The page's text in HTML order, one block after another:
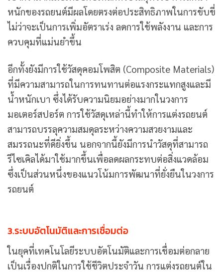
หนักของรถยนต์มีผลโดยตรงต่อประสิทธิภาพในการขับขี่
ไม่ว่าจะเป็นการเพิ่มอัตราเร่ง ลดการใช้พลังงาน และการ
ควบคุมที่แม่นยำขึ้น
อีกทั้งยังมีการใช้วัสดุคอมโพสิต (Composite Materials)
ที่มีความสามารถในการทนทานต่อแรงกระแทกสูงและมี
น้ำหนักเบา ซึ่งได้รับความนิยมอย่างมากในวงการ
มอเตอร์สปอร์ต การใช้วัสดุเหล่านี้ทำให้การแต่งรถยนต์
สามารถบรรลุความสมดุลระหว่างความสวยงามและ
สมรรถนะที่ดียิ่งขึ้น นอกจากนี้ยังมีการนำวัสดุที่สามารถ
รีไซเคิลได้มาใช้มากขึ้นเพื่อลดผลกระทบต่อสิ่งแวดล้อม
ซึ่งเป็นส่วนหนึ่งของแนวโน้มการพัฒนาที่ยั่งยืนในวงการ
รถยนต์
3.ระบบอัตโนมัติและการเชื่อมต่อ
ในยุคที่เทคโนโลยีระบบอัตโนมัติและการเชื่อมต่อกลาย
เป็นเรื่องปกติในการใช้ชีวิตประจำวัน การแต่งรถยนต์ใน